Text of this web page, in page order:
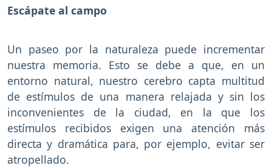
Escápate al campo
Un paseo por la naturaleza puede incrementar
nuestra memoria. Esto se debe a que, en un
entorno natural, nuestro cerebro capta multitud
de estímulos de una manera relajada y sin los
inconvenientes de la ciudad, en la que los
estímulos recibidos exigen una atención más
directa y dramática para, por ejemplo, evitar ser
atropellado.